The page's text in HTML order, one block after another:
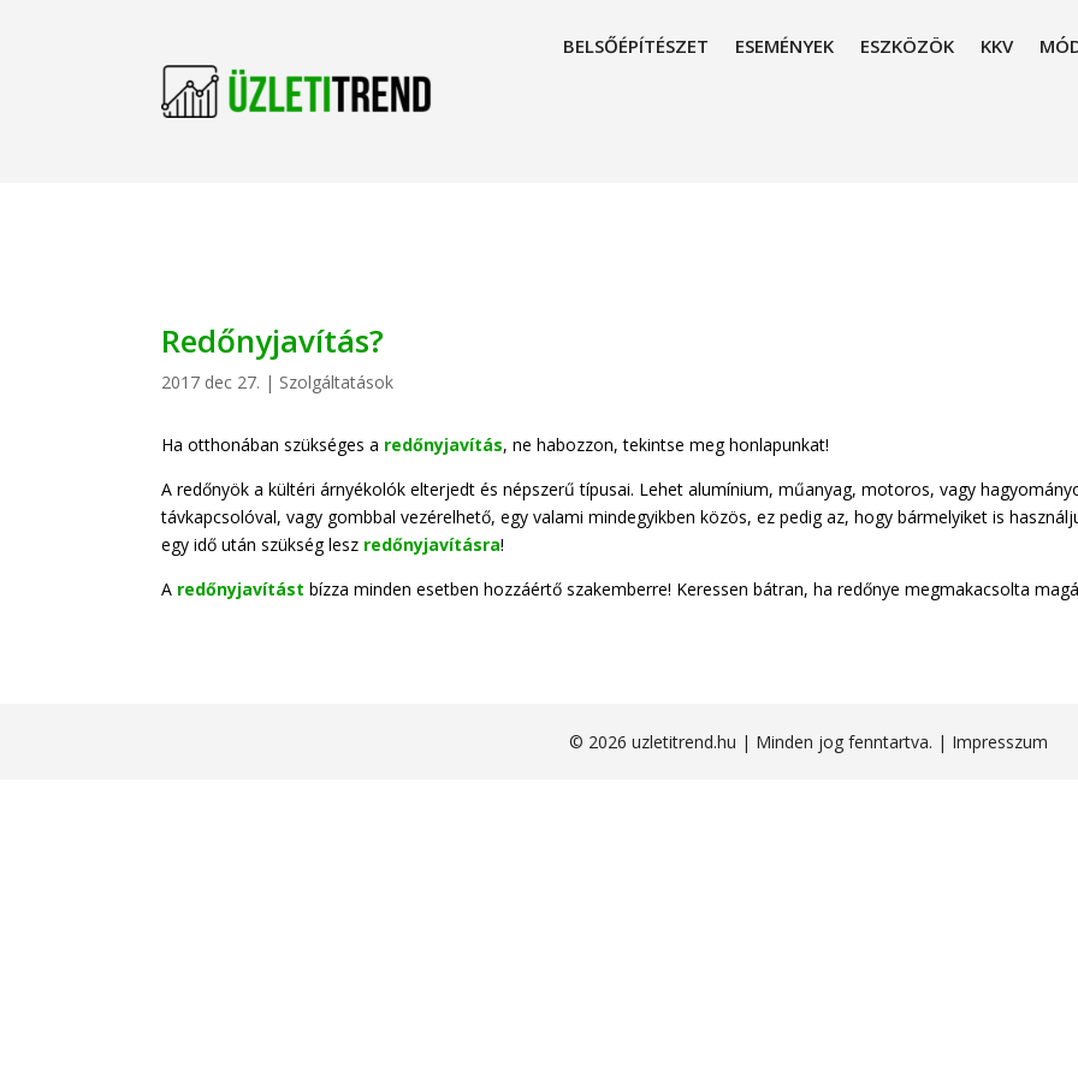
BELSŐÉPÍTÉSZET ESEMÉNYEK ESZKÖZÖK KKV
Redőnyjavítás?
2017 dec 27. | Szolgáltatások
Ha otthonában szükséges a redőnyjavítás, ne habozzon, tekintse meg honlapunkat!
A redőnyök a kültéri árnyékolók elterjedt és népszerű típusai. Lehet alumínium, műanyag, motoros, vagy
távkapcsolóval, vagy gombbal vezérelhető, egy valami mindegyikben közös, ez pedig az, hogy bármelyiket is
egy idő után szükség lesz redőnyjavításra!
A redőnyjavítást bízza minden esetben hozzáértő szakemberre! Keressen bátran, ha redőnye megmakacsolta
© 2026 uzletitrend.hu | Minden jog fenntartva. | Impresszum